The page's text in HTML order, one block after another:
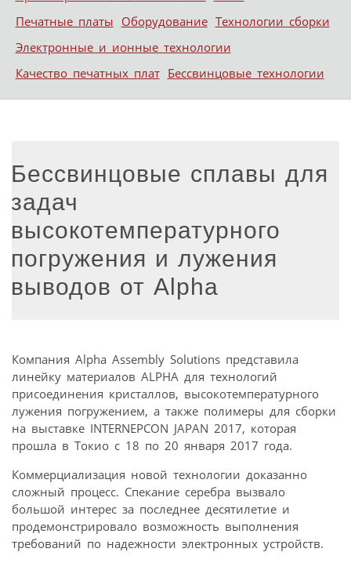
Печатные платы Оборудование Технологии сборки
Электронные и ионные технологии
Качество печатных плат Бессвинцовые технологии
Бессвинцовые сплавы для
задач
высокотемпературного
погружения и лужения
выводов от Alpha
Компания Alpha Assembly Solutions представила
линейку материалов ALPHA для технологий
присоединения кристаллов, высокотемпературного
лужения погружением, а также полимеры для сборки
на выставке INTERNEPCON JAPAN 2017, которая
прошла в Токио с 18 по 20 января 2017 года.
Коммерциализация новой технологии доказанно
сложный процесс. Спекание серебра вызвало
большой интерес за последнее десятилетие и
продемонстрировало возможность выполнения
требований по надежности электронных устройств.